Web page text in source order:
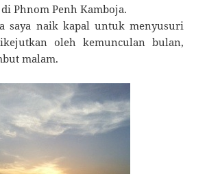
Phnom Penh Kamboja.
saya naik kapal untuk menyusuri
oleh kemunculan bulan,
malam.